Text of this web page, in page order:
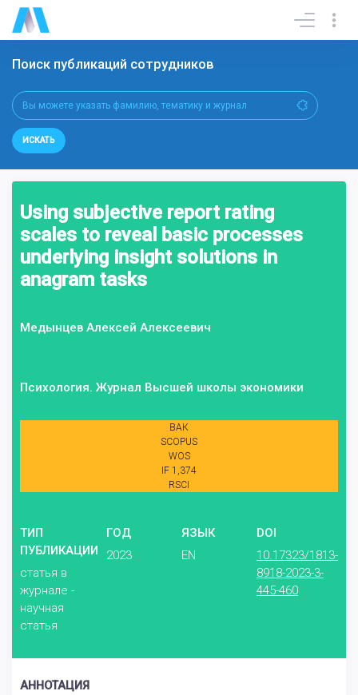
Поиск публикаций сотрудников
ИСКАТЬ
Using subjective report rating
scales to reveal basic processes
underlying insight solutions in
anagram tasks
Медынцев Алексей Алексеевич
Психология. Журнал Высшей школы экономики
ВАК
SCOPUS
WOS
IF 1,374
RSCI
ТИП
ПУБЛИКАЦИИ
статья в
журнале -
научная
статья
ГОД
2023
ЯЗЫК
EN
DOI
10.17323/1813-
8918-2023-3-
445-460
АННОТАЦИЯ